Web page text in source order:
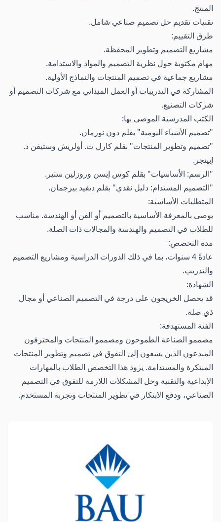
المنتج.
تقنيات تقديم حل تصميم صناعي شامل.
طرق التقييم:
مشاريع التصميم وتطوير المحفظة.
مهام مكتوبة حول نظرية التصميم والمواد والاستدامة.
مشاريع جماعية في تصميم المنتجات والنماذج الأولية.
المشاركة في التدريبات أو العمل الميداني مع شركات التصميم أو
شركات التصنيع.
الكتب المدرسية الموصى بها:
"تصميم الأشياء اليومية" بقلم دون نورمان.
"تصميم وتطوير المنتجات" بقلم كارل ت. أولريش وستيفن د.
إبينجر.
"الرسم: الأساسيات" بقلم كوس إيسن وروزلين ستير.
"التصميم المستدام: دليل نقدي" بقلم ديفيد بيرجمان.
المتطلبات الأساسية:
يوصى بالمعرفة الأساسية بالتصميم أو الفن أو الهندسة. مناسب
للطلاب في التصميم والهندسة والمجالات ذات الصلة.
مدة التخصص:
عادةً 4 سنوات، بما في ذلك الدورات الدراسية ومشاريع التصميم
والتدريب.
الشهادة:
قد يحصل الخريجون على درجة في التصميم الصناعي أو مجال
ذي صلة.
الفئة المستهدفة:
مصممو الصناعة الطموحون ومصممو المنتجات والمحترفون
المبدعون الذين يسعون إلى التفوق في تصميم وتطوير المنتجات
المبتكرة والمستدامة. يزود هذا التخصص الطلاب بالمهارات
الإبداعية والتقنية وحل المشكلات اللازمة للتفوق في التصميم
الصناعي، ودفع الابتكار في تطوير المنتجات وتجربة المستخدم.